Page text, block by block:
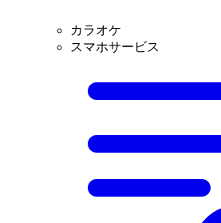
カラオケ
スマホサービス